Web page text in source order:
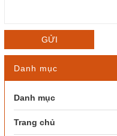
GỬI
Danh mục
Danh mục
Trang chủ